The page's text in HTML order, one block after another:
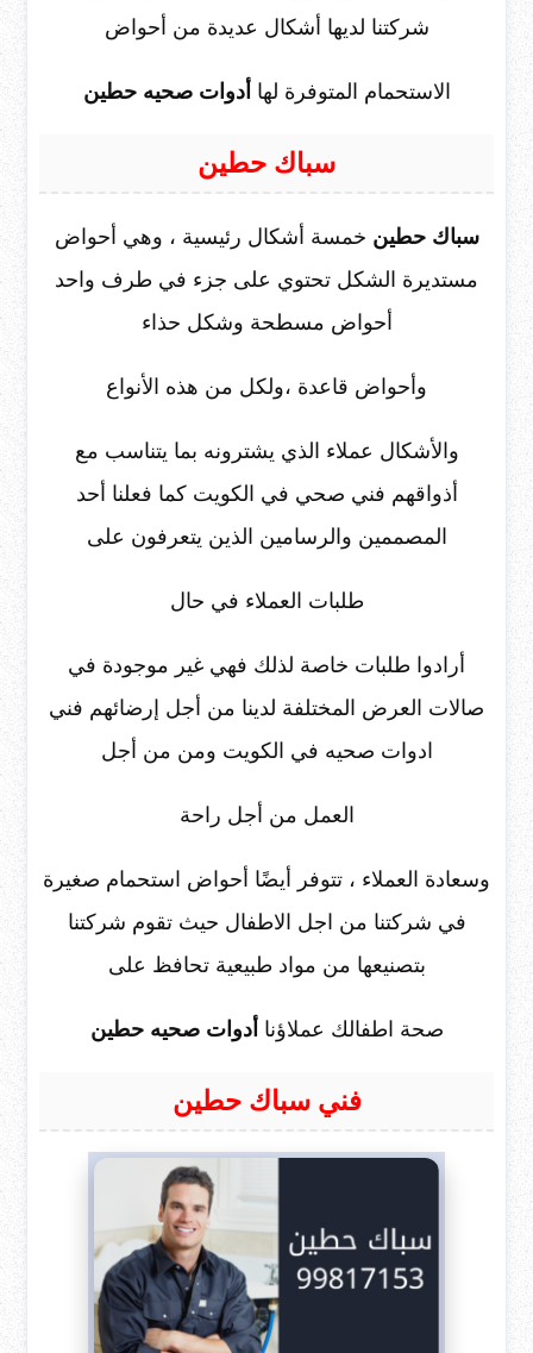
شركتنا لديها أشكال عديدة من أحواض
الاستحمام المتوفرة لها أدوات صحيه حطين
سباك حطين
سباك حطين خمسة أشكال رئيسية ، وهي أحواض
مستديرة الشكل تحتوي على جزء في طرف واحد
أحواض مسطحة وشكل حذاء
وأحواض قاعدة ،ولكل من هذه الأنواع
والأشكال عملاء الذي يشترونه بما يتناسب مع
أذواقهم فني صحي في الكويت كما فعلنا أحد
المصممين والرسامين الذين يتعرفون على
طلبات العملاء في حال
أرادوا طلبات خاصة لذلك فهي غير موجودة في
صالات العرض المختلفة لدينا من أجل إرضائهم فني
ادوات صحيه في الكويت ومن من أجل
العمل من أجل راحة
وسعادة العملاء ، تتوفر أيضًا أحواض استحمام صغيرة
في شركتنا من اجل الاطفال حيث تقوم شركتنا
بتصنيعها من مواد طبيعية تحافظ على
صحة اطفالك عملاؤنا أدوات صحيه حطين
فني سباك حطين